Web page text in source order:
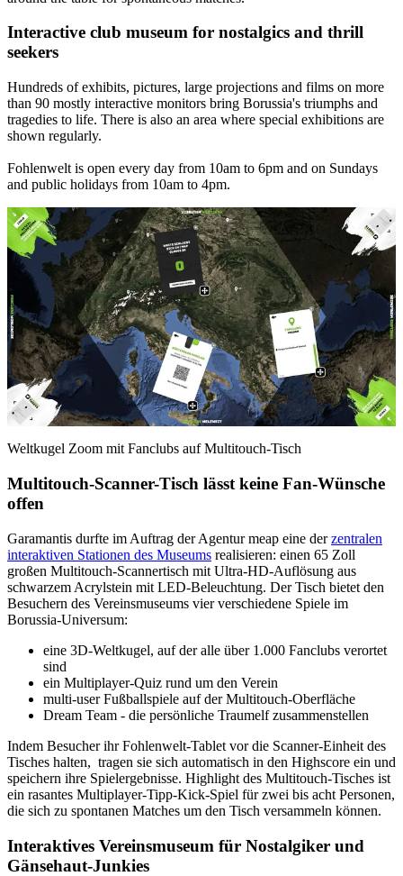
Interactive club museum for nostalgics and thrill
seekers
Hundreds of exhibits, pictures, large projections and films on more
than 90 mostly interactive monitors bring Borussia's triumphs and
tragedies to life. There is also an area where special exhibitions are
shown regularly.
Fohlenwelt is open every day from 10am to 6pm and on Sundays
and public holidays from 10am to 4pm.
Weltkugel Zoom mit Fanclubs auf Multitouch-Tisch
Multitouch-Scanner-Tisch lässt keine Fan-Wünsche
offen
Garamantis durfte im Auftrag der Agentur meap eine derzentralen
interaktiven Stationen des Museums realisieren: einen 65 Zoll
großen Multitouch-Scannertisch mit Ultra-HD-Auflösung aus
schwarzem Acrylstein mit LED-Beleuchtung. Der Tisch bietet den
Besuchern des Vereinsmuseums vier verschiedene Spiele im
Borussia-Universum:
eine 3D-Weltkugel, auf der alle über 1.000 Fanclubs verortet
sind
ein Multiplayer-Quiz rund um den Verein
multi-user Fußballspiele auf der Multitouch-Oberfläche
Dream Team - die persönliche Traumelf zusammenstellen
Indem Besucher ihr Fohlenwelt-Tablet vor die Scanner-Einheit des
Tisches halten, tragen sie sich automatisch in den Highscore ein und
speichern ihre Spielergebnisse. Highlight des Multitouch-Tisches ist
ein rasantes Multiplayer-Tipp-Kick-Spiel für zwei bis acht Personen,
die sich zu spontanen Matches um den Tisch versammeln können.
Interaktives Vereinsmuseum für Nostalgiker und
Gänsehaut-Junkies